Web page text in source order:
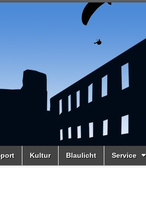
Kultur Blaulicht Service